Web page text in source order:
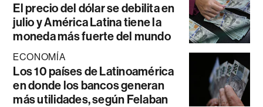
El precio del dólar se debilita en
julio y América Latina tiene la
moneda más fuerte del mundo
ECONOMÍA
Los 10 países de Latinoamérica
en donde los bancos generan
más utilidades, según Felaban